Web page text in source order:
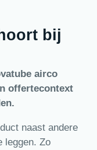
bij
airco
offertecontext
naast andere
leggen. Zo